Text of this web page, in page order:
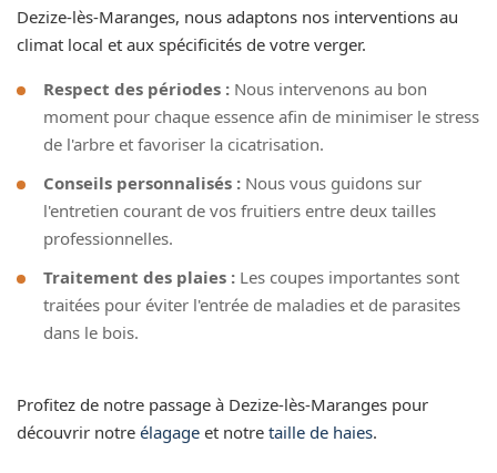
Dezize-lès-Maranges, nous adaptons nos interventions au
climat local et aux spécificités de votre verger.
Respect des périodes : Nous intervenons au bon
moment pour chaque essence afin de minimiser le stress
de l'arbre et favoriser la cicatrisation.
Conseils personnalisés : Nous vous guidons sur
l'entretien courant de vos fruitiers entre deux tailles
professionnelles.
Traitement des plaies : Les coupes importantes sont
traitées pour éviter l'entrée de maladies et de parasites
dans le bois.
Profitez de notre passage à Dezize-lès-Maranges pour
découvrir notre élagage et notre taille de haies.